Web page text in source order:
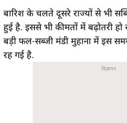
बारिश के चलते दूसरे राज्यों से भी
हुई है. इससे भी कीमतों में बढ़ोतरी
बड़ी फल-सब्जी मंडी मुहाना में इस
रह गई है.